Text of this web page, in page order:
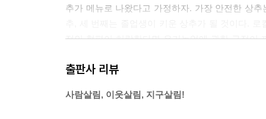
추가 메뉴로 나왔다고 가정하자. 가장 안전한 상
적인 형편이 허락한다면 유기농업에 관한 규정이
한 유기농을 하고 있지 않더라도 가까운 곳에 있
출판사 리뷰
사람살림, 이웃살림, 지구살림!